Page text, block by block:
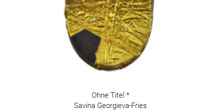
Ohne Titel *
Savina Georgieva-Fries